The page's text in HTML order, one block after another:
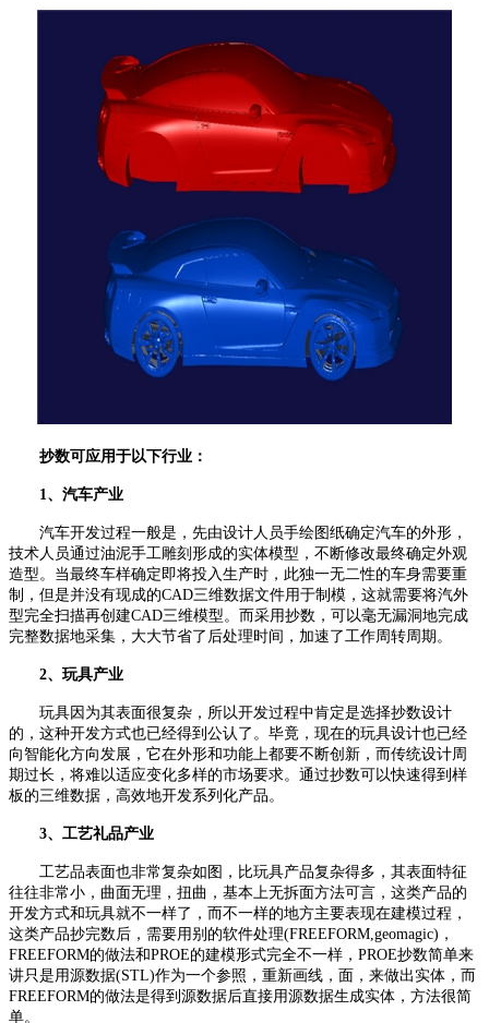
抄数可应用于以下行业：
1、汽车产业
汽车开发过程一般是，先由设计人员手绘图纸确定汽车的外形，
技术人员通过油泥手工雕刻形成的实体模型，不断修改最终确定外观
造型。当最终车样确定即将投入生产时，此独一无二性的车身需要重
制，但是并没有现成的CAD三维数据文件用于制模，这就需要将汽外
型完全扫描再创建CAD三维模型。而采用抄数，可以毫无漏洞地完成
完整数据地采集，大大节省了后处理时间，加速了工作周转周期。
2、玩具产业
玩具因为其表面很复杂，所以开发过程中肯定是选择抄数设计
的，这种开发方式也已经得到公认了。毕竟，现在的玩具设计也已经
向智能化方向发展，它在外形和功能上都要不断创新，而传统设计周
期过长，将难以适应变化多样的市场要求。通过抄数可以快速得到样
板的三维数据，高效地开发系列化产品。
3、工艺礼品产业
工艺品表面也非常复杂如图，比玩具产品复杂得多，其表面特征
往往非常小，曲面无理，扭曲，基本上无拆面方法可言，这类产品的
开发方式和玩具就不一样了，而不一样的地方主要表现在建模过程，
这类产品抄完数后，需要用别的软件处理(FREEFORM,geomagic)，
FREEFORM的做法和PROE的建模形式完全不一样，PROE抄数简单来
讲只是用源数据(STL)作为一个参照，重新画线，面，来做出实体，而
FREEFORM的做法是得到源数据后直接用源数据生成实体，方法很简
单。